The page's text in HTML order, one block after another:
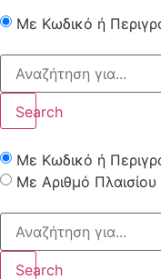
Με Κωδικό ή
Search
Με Κωδικό ή
Με Αριθμό Πλαισίου
Search